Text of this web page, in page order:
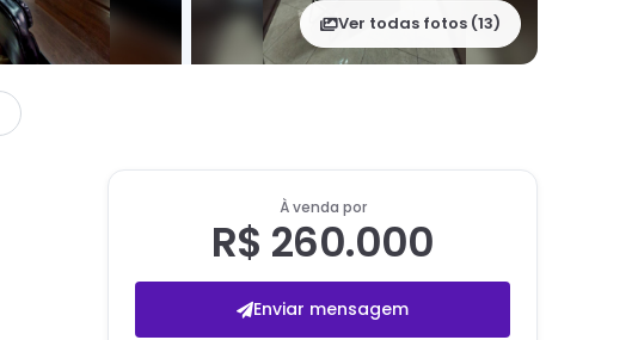
Ver todas fotos (13)
À venda por
R$ 260.000
Enviar mensagem